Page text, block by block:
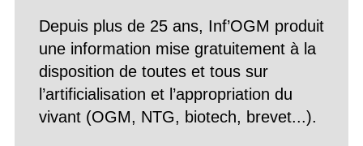
Depuis plus de 25 ans, Inf’OGM produit
une information mise gratuitement à la
disposition de toutes et tous sur
l’artificialisation et l’appropriation du
vivant (OGM, NTG, biotech, brevet...).